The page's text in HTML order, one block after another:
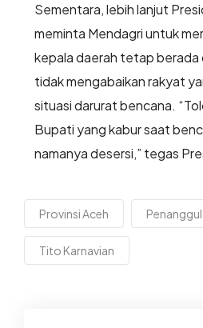
Sementara, lebih lanjut
meminta Mendagri untuk
kepala daerah tetap berada
tidak mengabaikan rakyat
situasi darurat bencana.
Bupati yang kabur saat
namanya desersi,” tegas
Provinsi Aceh
Tito Karnavian